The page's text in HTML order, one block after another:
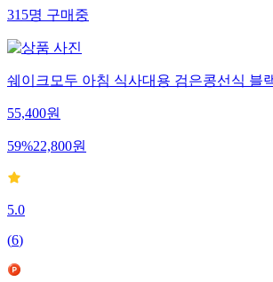
315명구매중
쉐이크모두 아침 식사대용 검은콩선식 블
55,400원
59%22,800원
5.0
(6)